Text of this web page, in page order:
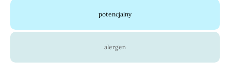
potencjalny
alergen